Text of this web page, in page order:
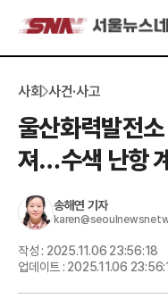
사회 사건·사고
울산화력발전
져…수색 난항
송해연 기자
작성 : 2025.11.06 23:56:18
업데이트 : 2025.11.06